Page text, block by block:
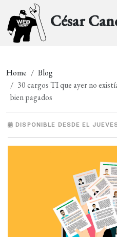
César
Home
Blog
30 cargos TI que ayer no
bien pagados
DISPONIBLE DESDE EL